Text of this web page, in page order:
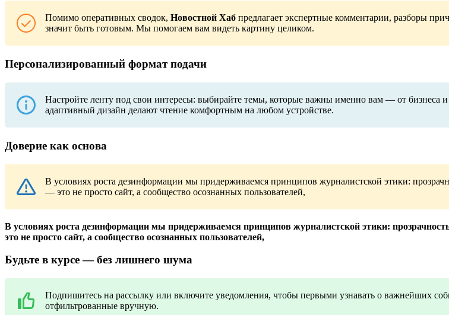
Помимо оперативных сводок, Новостной Хаб предлагает экспертные комментарии, разборы
значит быть готовым. Мы помогаем вам видеть картину целиком.
Персонализированный формат подачи
Настройте ленту под свои интересы: выбирайте темы, которые важны именно вам — от бизнеса и
адаптивный дизайн делают чтение комфортным на любом устройстве.
Доверие как основа
В условиях роста дезинформации мы придерживаемся принципов журналистской этики:
— это не просто сайт, а сообщество осознанных пользователей,
В условиях роста дезинформации мы придерживаемся принципов журналистской этики:
это не просто сайт, а сообщество осознанных пользователей,
Будьте в курсе — без лишнего шума
Подпишитесь на рассылку или включите уведомления, чтобы первыми узнавать о важнейших
отфильтрованные вручную.